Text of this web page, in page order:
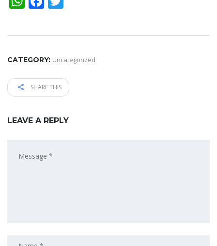
CATEGORY: Uncategorized
SHARE THIS
LEAVE A REPLY